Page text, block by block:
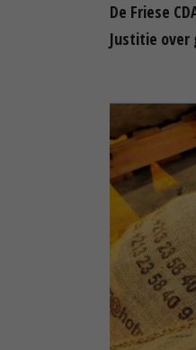
De Friese
Justitie over